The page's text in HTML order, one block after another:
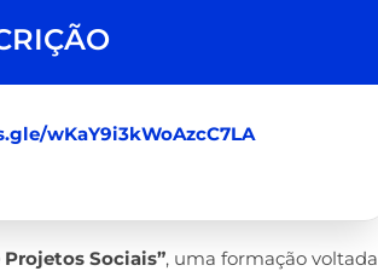
wKaY9i3kWoAzcC7LA
Projetos Sociais”, uma formação voltada